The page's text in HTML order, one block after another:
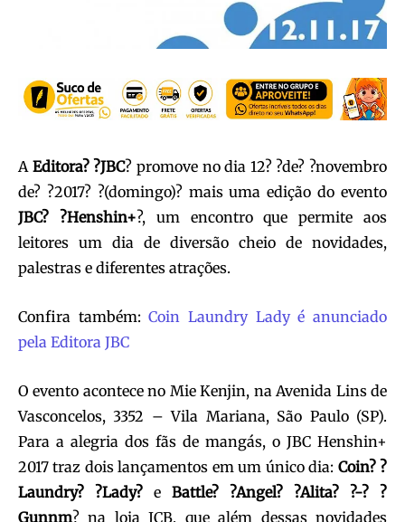
A Editora? ?JBC? promove no dia 12? ?de? ?novembro
de? ?2017? ?(domingo)? mais uma edição do evento
JBC? ?Henshin+?, um encontro que permite aos
leitores um dia de diversão cheio de novidades,
palestras e diferentes atrações.
Confira também:Coin Laundry Lady é anunciado
pela Editora JBC
O evento acontece no Mie Kenjin, na Avenida Lins de
Vasconcelos, 3352 – Vila Mariana, São Paulo (SP).
Para a alegria dos fãs de mangás, o JBC Henshin+
2017 traz dois lançamentos em um único dia: Coin? ?
Laundry? ?Lady? e Battle? ?Angel? ?Alita? ?-? ?
Gunnm? na loja JCB, que além dessas novidades